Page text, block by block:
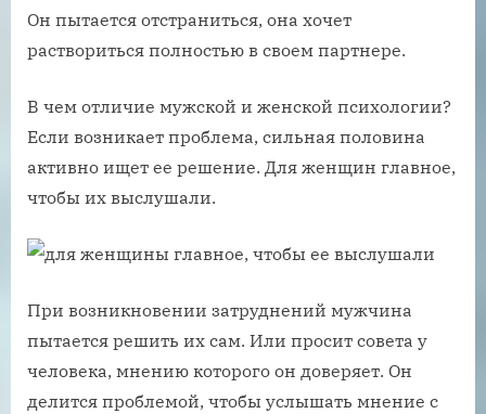
Он пытается отстраниться, она хочет
раствориться полностью в своем партнере.
В чем отличие мужской и женской психологии?
Если возникает проблема, сильная половина
активно ищет ее решение. Для женщин главное,
чтобы их выслушали.
При возникновении затруднений мужчина
пытается решить их сам. Или просит совета у
человека, мнению которого он доверяет. Он
делится проблемой, чтобы услышать мнение с